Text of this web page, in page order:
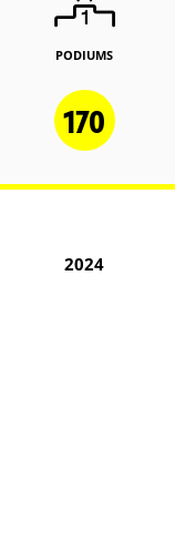
PODIUMS
170
2024